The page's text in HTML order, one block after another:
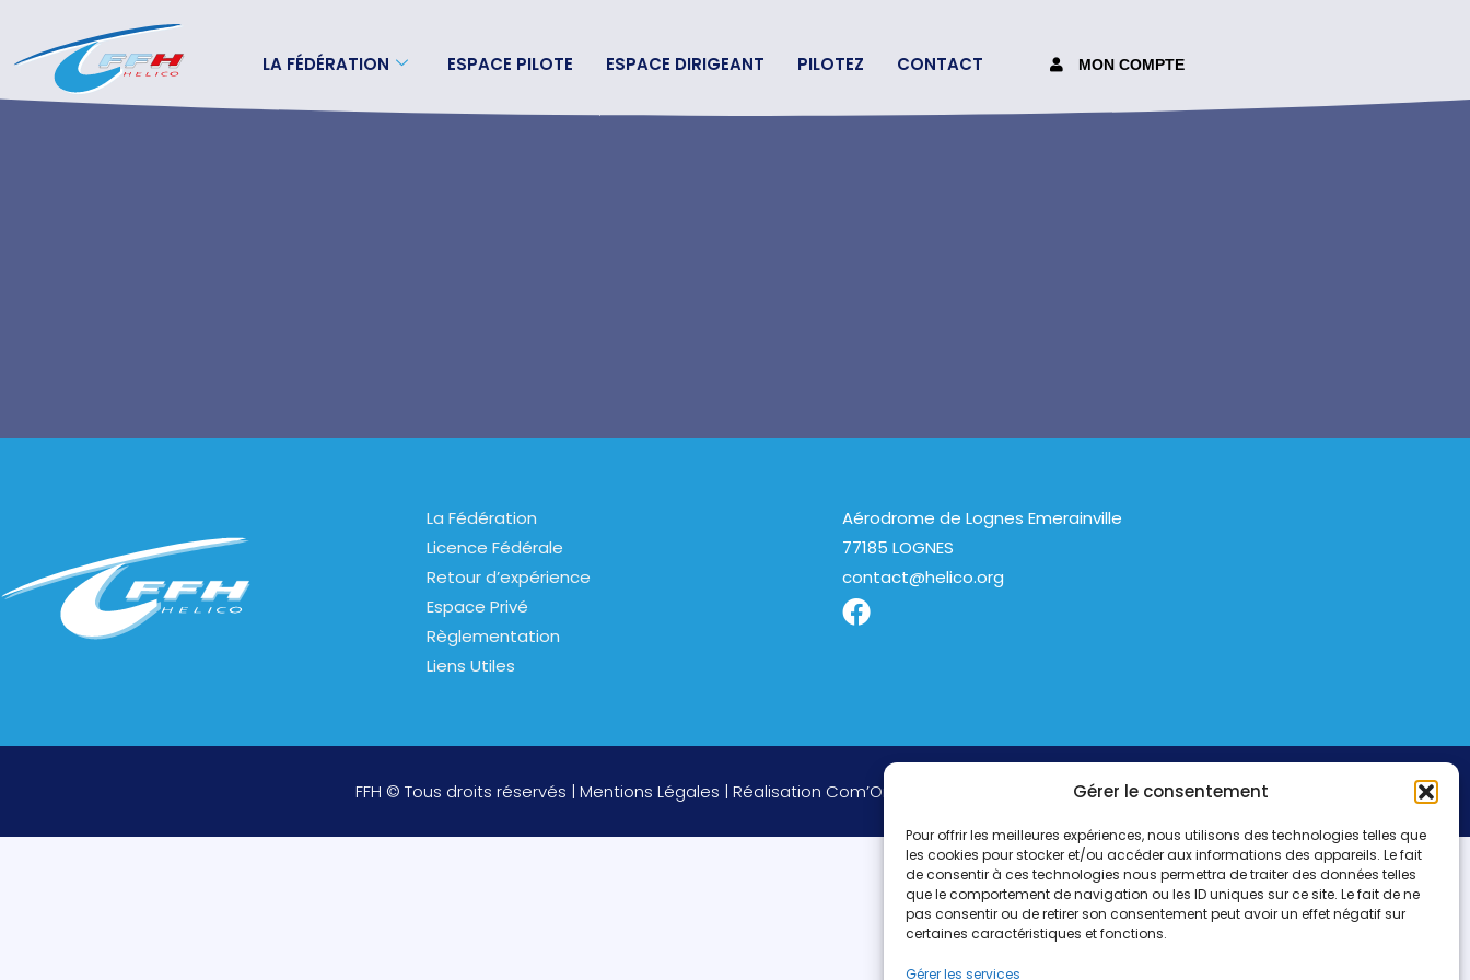
Gérer le consentement
Pour offrir les meilleures expériences, nous utilisons des technologies telles que
les cookies pour stocker et/ou accéder aux informations des appareils. Le fait
de consentir à ces technologies nous permettra de traiter des données telles
que le comportement de navigation ou les ID uniques sur ce site. Le fait de ne
pas consentir ou de retirer son consentement peut avoir un effet négatif sur
certaines caractéristiques et fonctions.
Gérer les services
LA FÉDÉRATION ESPACE PILOTE ESPACE DIRIGEANT PILOTEZ CONTACT MON COMPTE
La Fédération
Licence Fédérale
Retour d’expérience
Espace Privé
Règlementation
Liens Utiles
Aérodrome de Lognes Emerainville
77185 LOGNES
contact@helico.org
FFH © Tous droits réservés | Mentions Légales | Réalisation Com’On